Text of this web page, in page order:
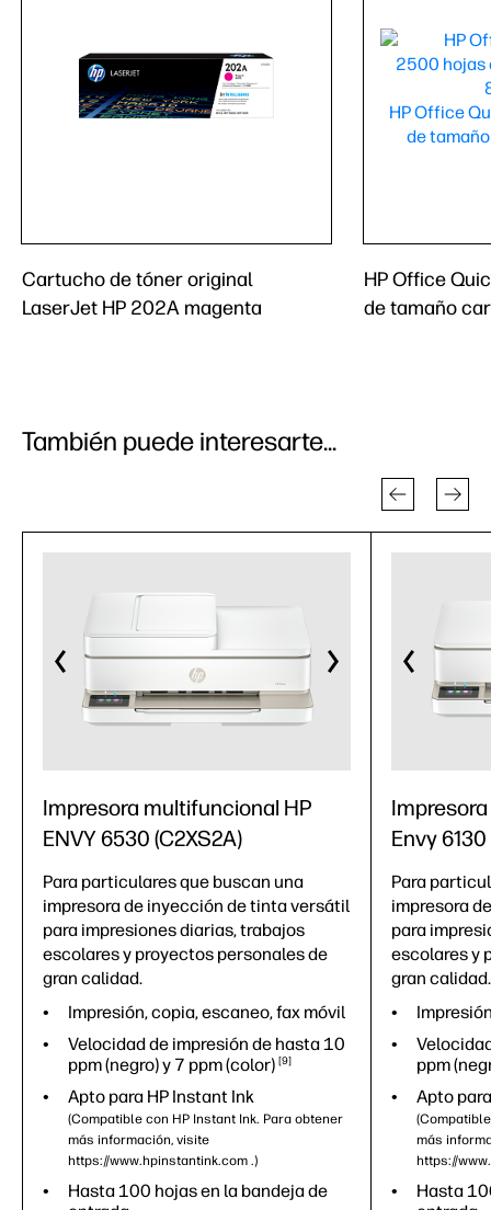
Cartucho de tóner original
LaserJet HP 202A magenta
HP Office
de tamaño
También puede interesarte...
Impresora multifuncional HP
ENVY 6530 (C2XS2A)
Para particulares que buscan una
impresora de inyección de tinta versátil
para impresiones diarias, trabajos
escolares y proyectos personales de
gran calidad.
Impresión, copia, escaneo, fax móvil
Velocidad de impresión de hasta 10
ppm (negro) y 7 ppm(color) 9
Apto para HP Instant Ink
(Compatible con HP Instant Ink. Para obtener
más información, visite
https://www.hpinstantink.com .)
Hasta 100 hojas en la bandeja de
Envy
Para
impresora
para
escolares y
gran calidad.
ppm
Apto
más
https://
Hasta